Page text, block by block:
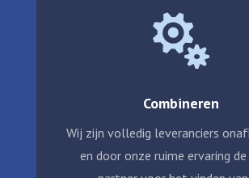

Combineren
Wij zijn volledig leveranciers
en door onze ruime ervaring